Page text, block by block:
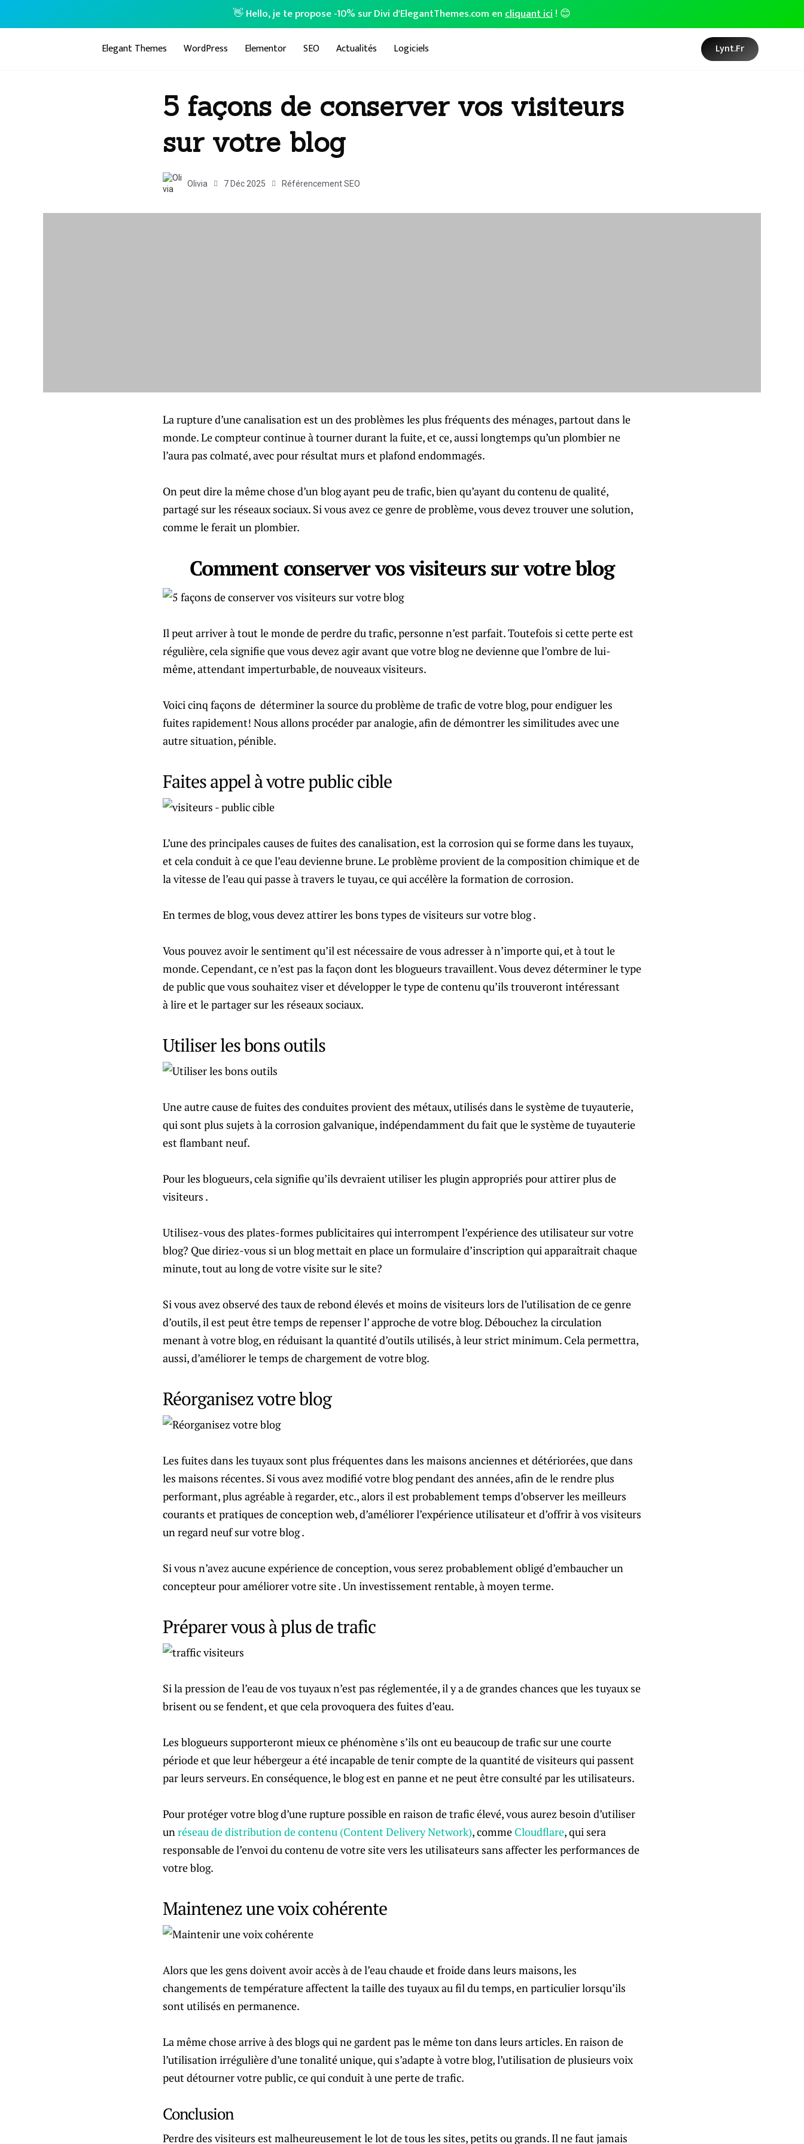
👋 Hello, je te propose -10% sur Divi d'ElegantThemes.com encliquant ici! 😊
Elegant Themes WordPress Elementor SEO Actualités Logiciels Lynt.fr
5 façons de conserver vos visiteurs
sur votre blog
Olivia 7 Déc 2025 Référencement SEO
La rupture d’une canalisation est un des problèmes les plus fréquents des ménages, partout dans le
monde. Le compteur continue à tourner durant la fuite, et ce, aussi longtemps qu’un plombier ne
l’aura pas colmaté, avec pour résultat murs et plafond endommagés.
On peut dire la même chose d’un blog ayant peu de trafic, bien qu’ayant du contenu de qualité,
partagé sur les réseaux sociaux. Si vous avez ce genre de problème, vous devez trouver une solution,
comme le ferait un plombier.
Comment conserver vos visiteurs sur votre blog
Il peut arriver à tout le monde de perdre du trafic, personne n’est parfait. Toutefois si cette perte est
régulière, cela signifie que vous devez agir avant que votre blog ne devienne que l’ombre de lui-
même, attendant imperturbable, de nouveaux visiteurs.
Voici cinq façons de déterminer la source du problème de trafic de votre blog, pour endiguer les
fuites rapidement! Nous allons procéder par analogie, afin de démontrer les similitudes avec une
autre situation, pénible.
Faites appel à votre public cible
L’une des principales causes de fuites des canalisation, est la corrosion qui se forme dans les tuyaux,
et cela conduit à ce que l’eau devienne brune. Le problème provient de la composition chimique et de
la vitesse de l’eau qui passe à travers le tuyau, ce qui accélère la formation de corrosion.
En termes de blog, vous devez attirer les bons types de visiteurs sur votre blog .
Vous pouvez avoir le sentiment qu’il est nécessaire de vous adresser à n’importe qui, et à tout le
monde. Cependant, ce n’est pas la façon dont les blogueurs travaillent. Vous devez déterminer le type
de public que vous souhaitez viser et développer le type de contenu qu’ils trouveront intéressant
à lire et le partager sur les réseaux sociaux.
Utiliser les bons outils
Une autre cause de fuites des conduites provient des métaux, utilisés dans le système de tuyauterie,
qui sont plus sujets à la corrosion galvanique, indépendamment du fait que le système de tuyauterie
est flambant neuf.
Pour les blogueurs, cela signifie qu’ils devraient utiliser les plugin appropriés pour attirer plus de
visiteurs .
Utilisez-vous des plates-formes publicitaires qui interrompent l’expérience des utilisateur sur votre
blog? Que diriez-vous si un blog mettait en place un formulaire d’inscription qui apparaîtrait chaque
minute, tout au long de votre visite sur le site?
Si vous avez observé des taux de rebond élevés et moins de visiteurs lors de l’utilisation de ce genre
d’outils, il est peut être temps de repenser l’ approche de votre blog. Débouchez la circulation
menant à votre blog, en réduisant la quantité d’outils utilisés, à leur strict minimum. Cela permettra,
aussi, d’améliorer le temps de chargement de votre blog.
Réorganisez votre blog
Les fuites dans les tuyaux sont plus fréquentes dans les maisons anciennes et détériorées, que dans
les maisons récentes. Si vous avez modifié votre blog pendant des années, afin de le rendre plus
performant, plus agréable à regarder, etc., alors il est probablement temps d’observer les meilleurs
courants et pratiques de conception web, d’améliorer l’expérience utilisateur et d’offrir à vos visiteurs
un regard neuf sur votre blog .
Si vous n’avez aucune expérience de conception, vous serez probablement obligé d’embaucher un
concepteur pour améliorer votre site . Un investissement rentable, à moyen terme.
Préparer vous à plus de trafic
Si la pression de l’eau de vos tuyaux n’est pas réglementée, il y a de grandes chances que les tuyaux se
brisent ou se fendent, et que cela provoquera des fuites d’eau.
Les blogueurs supporteront mieux ce phénomène s’ils ont eu beaucoup de trafic sur une courte
période et que leur hébergeur a été incapable de tenir compte de la quantité de visiteurs qui passent
par leurs serveurs. En conséquence, le blog est en panne et ne peut être consulté par les utilisateurs.
Pour protéger votre blog d’une rupture possible en raison de trafic élevé, vous aurez besoin d’utiliser
unréseau de distribution de contenu (Content Delivery Network), comme Cloudflare, qui sera
responsable de l’envoi du contenu de votre site vers les utilisateurs sans affecter les performances de
votre blog.
Maintenez une voix cohérente
Alors que les gens doivent avoir accès à de l’eau chaude et froide dans leurs maisons, les
changements de température affectent la taille des tuyaux au fil du temps, en particulier lorsqu’ils
sont utilisés en permanence.
La même chose arrive à des blogs qui ne gardent pas le même ton dans leurs articles. En raison de
l’utilisation irrégulière d’une tonalité unique, qui s’adapte à votre blog, l’utilisation de plusieurs voix
peut détourner votre public, ce qui conduit à une perte de trafic.
Conclusion
Perdre des visiteurs est malheureusement le lot de tous les sites, petits ou grands. Il ne faut jamais